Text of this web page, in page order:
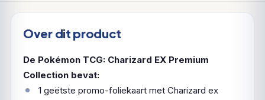
Over dit product
De Pokémon TCG: Charizard EX Premium
Collection bevat:
1 geëtste promo-foliekaart met Charizard ex